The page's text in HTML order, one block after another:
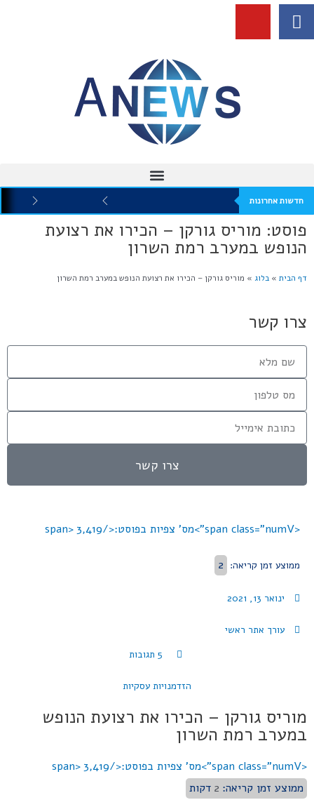
חדשות אחרונות
פוסט: מוריס גורקן – הכירו את רצועת
הנופש במערב רמת השרון
דף הבית » בלוג » מוריס גורקן – הכירו את רצועת הנופש במערב רמת השרון
<span class="numV">מס' צפיות בפוסט:</span> 3,419
ממוצע זמן קריאה: 2
ינואר 13, 2021
עורך אתר ראשי
5 תגובות
הזדמנויות עסקיות
מוריס גורקן – הכירו את רצועת הנופש
במערב רמת השרון
<span class="numV">מס' צפיות בפוסט:</span>
3,419
ממוצע זמן קריאה: 2 דקות
צרו קשר
צרו קשר